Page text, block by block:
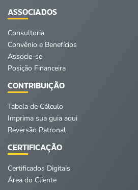
ASSOCIADOS
Consultoria
Convênio e Benefícios
Associe-se
Posição Financeira
CONTRIBUIÇÃO
Tabela de Cálculo
Imprima sua guia aqui
Reversão Patronal
CERTIFICAÇÃO
Certificados Digitais
Área do Cliente